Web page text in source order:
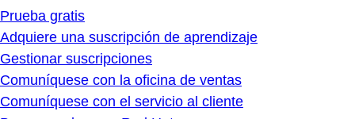
Prueba gratis
Adquiere una suscripción de aprendizaje
Gestionar suscripciones
Comuníquese con la oficina de ventas
Comuníquese con el servicio al cliente